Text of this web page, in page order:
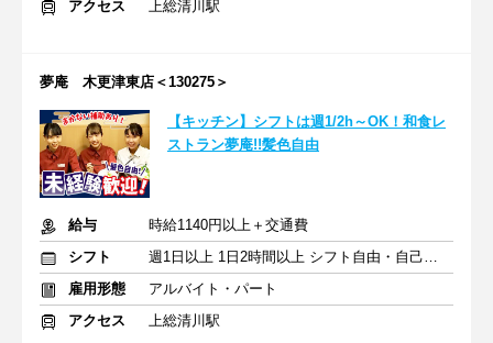
アクセス 上総清川駅
夢庵 木更津東店＜130275＞
【キッチン】シフトは週1/2h～OK！和食レ
ストラン夢庵!!髪色自由
給与
時給1140円以上＋交通費
シフト
週1日以上 1日2時間以上 シフト自由・自己申告
雇用形態
アルバイト・パート
アクセス
上総清川駅